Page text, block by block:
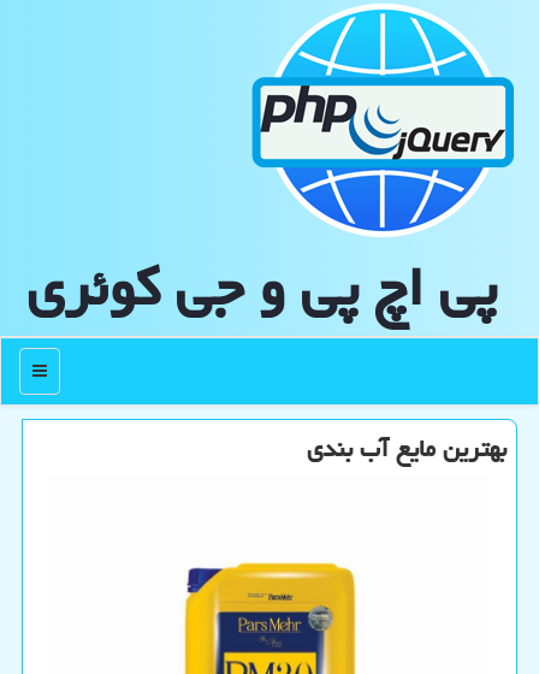
پی اچ پی و جی كوئری
منو
بهترین مایع آب بندی